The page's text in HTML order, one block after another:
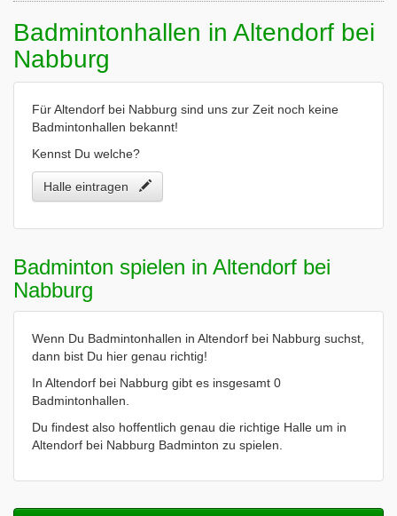
Badmintonhallen in Altendorf bei
Nabburg
Für Altendorf bei Nabburg sind uns zur Zeit noch keine
Badmintonhallen bekannt!
Kennst Du welche?
Halle eintragen
Badminton spielen in Altendorf bei
Nabburg
Wenn Du Badmintonhallen in Altendorf bei Nabburg suchst,
dann bist Du hier genau richtig!
In Altendorf bei Nabburg gibt es insgesamt 0
Badmintonhallen.
Du findest also hoffentlich genau die richtige Halle um in
Altendorf bei Nabburg Badminton zu spielen.